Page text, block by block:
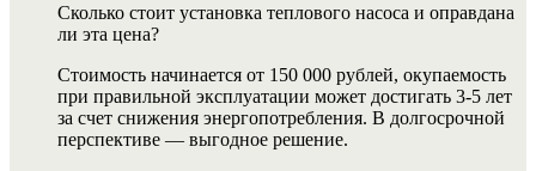
Сколько стоит установка теплового насоса и оправдана
ли эта цена?
Стоимость начинается от 150 000 рублей, окупаемость
при правильной эксплуатации может достигать 3-5 лет
за счет снижения энергопотребления. В долгосрочной
перспективе — выгодное решение.